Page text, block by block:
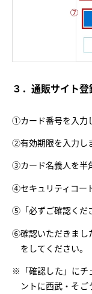
３．通販サイト
①カード番号を入力
②有効期限を入力し
③カード名義人を半
④セキュリティコー
⑤「必ずご確認くだ
⑥確認いただきまし
をしてください。
※「確認した」にチ
ントに西武・そ